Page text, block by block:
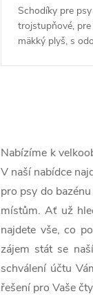
Schodíky pre
trojstupňové, pre
mäkký plyš, s
v
l
á
d
a
c
Nabízíme k
V naší nabídce
pro psy do
místům. Ať už
najdete vše, co
zájem stát se
schválení účtu
řešení pro Vaše